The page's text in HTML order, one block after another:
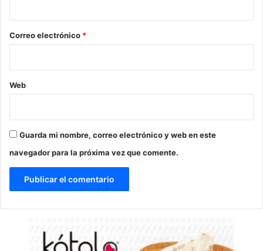
*
Correo electrónico *
Web
Guarda mi nombre, correo electrónico y web en este
navegador para la próxima vez que comente.